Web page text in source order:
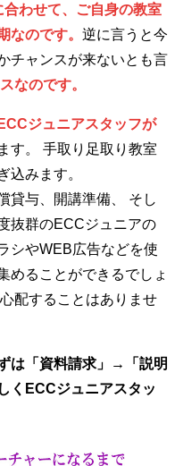
わせて、ご自身の教室
なのです。 逆に言うと今
チャンスが来ないとも言
なのです。
ECCジュニアスタッフが
す。 手取り足取り教室
込みます。
貸与、開講準備、 そし
抜群のECCジュニアの
シやWEB広告などを使
めることができるでしょ
配することはありませ
は「資料請求」→「説明
くECCジュニアスタッ